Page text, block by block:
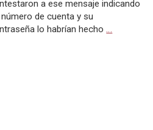
a ese mensaje indicando
de cuenta y su
lo habrían hecho…